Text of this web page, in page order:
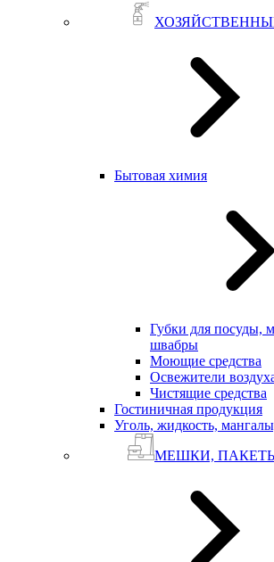
Бытовая химия
Губки для посуды,
швабры
Моющие средства
Освежители
Чистящие средства
Гостиничная продукция
Уголь, жидкость,
МЕШКИ,